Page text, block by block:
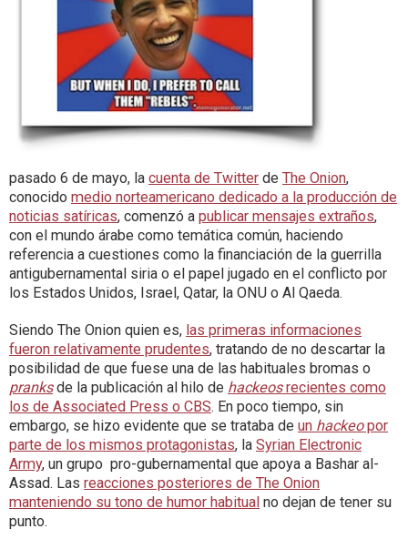
pasado 6 de mayo, la cuenta de Twitter de The Onion,
conocido medio norteamericano dedicado a la producción de
noticias satíricas, comenzó a publicar mensajes extraños,
con el mundo árabe como temática común, haciendo
referencia a cuestiones como la financiación de la guerrilla
antigubernamental siria o el papel jugado en el conflicto por
los Estados Unidos, Israel, Qatar, la ONU o Al Qaeda.
Siendo The Onion quien es, las primeras informaciones
fueron relativamente prudentes, tratando de no descartar la
posibilidad de que fuese una de las habituales bromas o
pranksde la publicación al hilo de hackeosrecientes como
los de Associated Press o CBS. En poco tiempo, sin
embargo, se hizo evidente que se trataba de un hackeopor
parte de los mismos protagonistas, la Syrian Electronic
Army, un grupo pro-gubernamental que apoya a Bashar al-
Assad. Las reacciones posteriores de The Onion
manteniendo su tono de humor habitual no dejan de tener su
punto.